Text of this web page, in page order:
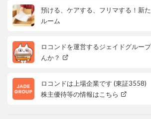
預ける、ケアする、フリマする！新
ルーム
ロコンドを運営するジェイドグルー
んか？
ロコンドは上場企業です (東証3558)
株主優待等の情報はこちら